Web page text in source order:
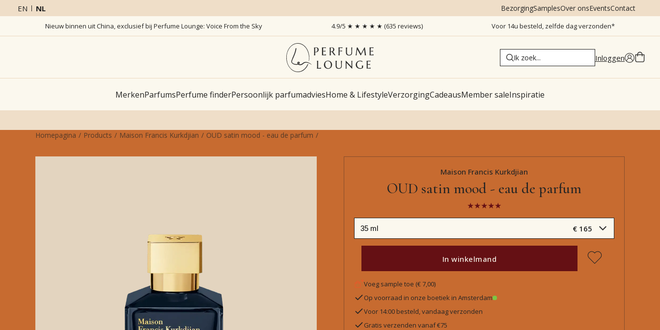
EN NL BezorgingSamplesOver onsEventsContact
Nieuw binnen uit China, exclusief bij Perfume Lounge: Voice From the Sky 4.9/5 ★ ★ ★ ★ ★ (635 reviews) Voor 14u besteld, zelfde dag verzonden*
Inloggen
MerkenParfumsPerfume finderPersoonlijk parfumadviesHome & LifestyleVerzorgingCadeausMember saleInspiratie
Homepagina Products Maison Francis Kurkdjian OUD satin mood - eau de parfum
Maison Francis Kurkdjian
OUD satin mood - eau de parfum
€ 165
In winkelmand
Voeg sample toe (€ 7,00)
Op voorraad in onze boetiek in Amsterdam
Voor 14:00 besteld, vandaag verzonden
Gratis verzenden vanaf €75